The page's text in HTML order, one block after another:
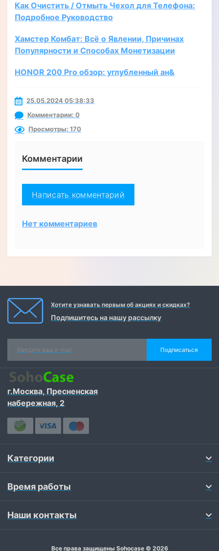
Как Очистить / Отмыть Чехол для Телефона:
Подробное Руководство
Хамстер Комбат: Всё о Явлении, Причинах
Популярности и Способах Монетизации
HONOR 200 Pro обзор: углубленный ан&
25.05.2024 05:38:33
Комментарии: 0
Просмотры: 170
Комментарии
Написать комментарий
Нет комментариев
Хотите узнавать первым об акциях и скидках?
Подпишитесь на нашу рассылку
Подписаться
г.Москва, Пресненская
набережная, 2
Категории
Время работы
Наши контакты
Все права защищены Sohocase © 2026